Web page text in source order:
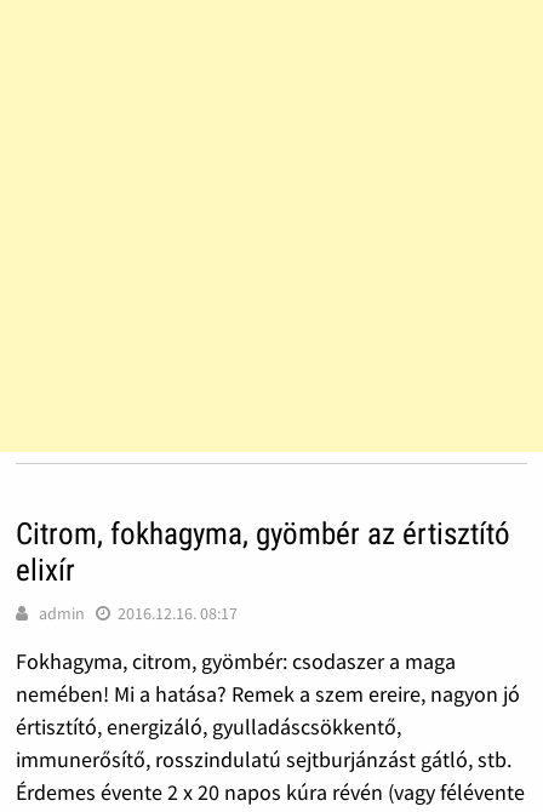
Citrom, fokhagyma, gyömbér az értisztító
elixír
admin 2016.12.16. 08:17
Fokhagyma, citrom, gyömbér: csodaszer a maga
nemében! Mi a hatása? Remek a szem ereire, nagyon jó
értisztító, energizáló, gyulladáscsökkentő,
immunerősítő, rosszindulatú sejtburjánzást gátló, stb.
Érdemes évente 2 x 20 napos kúra révén (vagy félévente